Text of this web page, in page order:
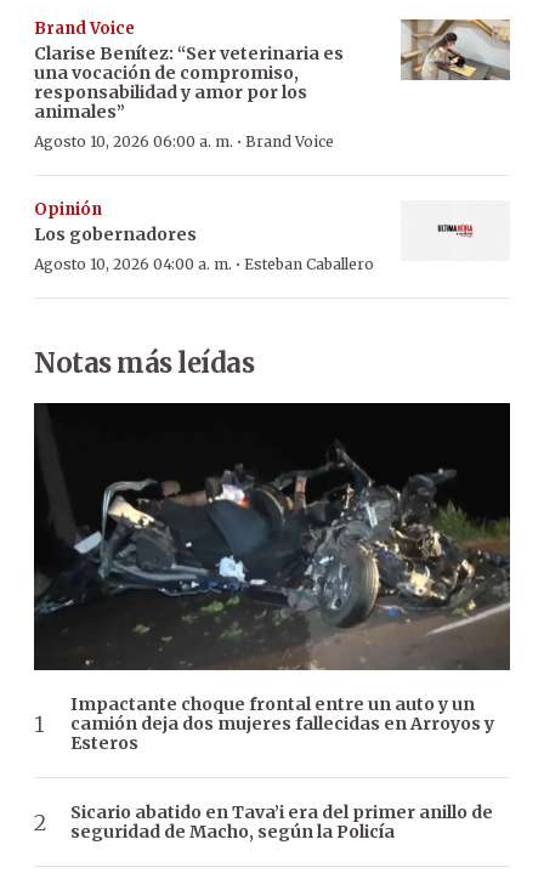
Brand Voice
Clarise Benítez: “Ser veterinaria es
una vocación de compromiso,
responsabilidad y amor por los
animales”
Agosto 10, 2026 06:00 a. m. · Brand Voice
Opinión
Los gobernadores
Agosto 10, 2026 04:00 a. m. · Esteban Caballero
Notas más leídas
Impactante choque frontal entre un auto y un
camión deja dos mujeres fallecidas en Arroyos y
Esteros
Sicario abatido en Tava’i era del primer anillo de
seguridad de Macho, según la Policía